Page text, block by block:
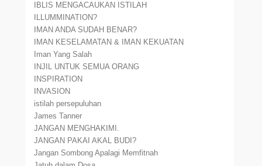
IBLIS MENGACAUKAN ISTILAH
ILLUMMINATION?
IMAN ANDA SUDAH BENAR?
IMAN KESELAMATAN & IMAN KEKUATAN
Iman Yang Salah
INJIL UNTUK SEMUA ORANG
INSPIRATION
INVASION
istilah persepuluhan
James Tanner
JANGAN MENGHAKIMI.
JANGAN PAKAI AKAL BUDI?
Jangan Sombong Apalagi Memfitnah